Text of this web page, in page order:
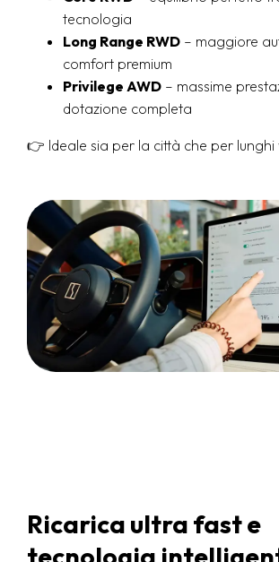
tecnologia
Long Range RWD – maggiore
comfort premium
Privilege AWD – massime
dotazione completa
👉 Ideale sia per la città che per lunghi
Ricarica ultra fast e